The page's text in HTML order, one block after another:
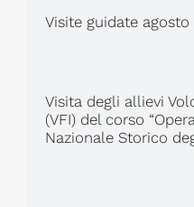
Visite guidate agosto
Visita degli allievi
(VFI) del corso
Nazionale Storico